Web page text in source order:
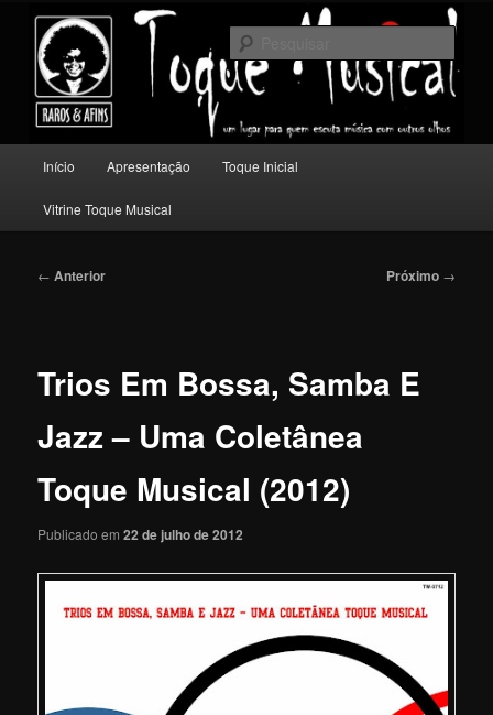
conteúdo
principalToque Musical
Um lugar para quem escuta música com outros olhos.
principal
Início Apresentação Toque Inicial
Vitrine Toque Musical
Navegação
← Anterior Próximo →
Trios Em Bossa, Samba E
Jazz – Uma Coletânea
Toque Musical (2012)
Publicado em22 de julho de 2012